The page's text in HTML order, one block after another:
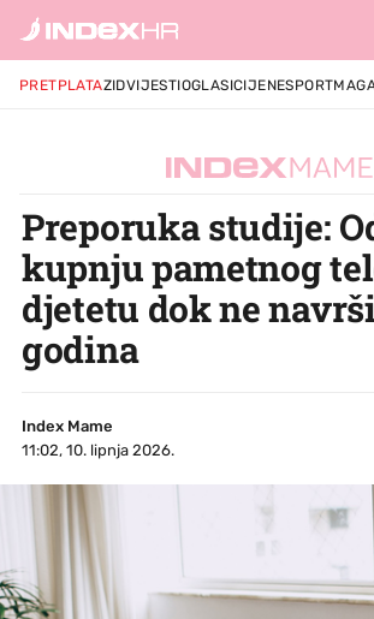
PRETPLATAZIDVIJESTIOGLASICIJENESPORT
Preporuka studije:
kupnju pametnog
djetetu dok ne
godina
Index Mame
11:02, 10. lipnja 2026.